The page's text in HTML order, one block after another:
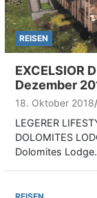
REISEN
EXCELSIOR
Dezember
18. Oktober 2018
LEGERER
DOLOMITES
Dolomites